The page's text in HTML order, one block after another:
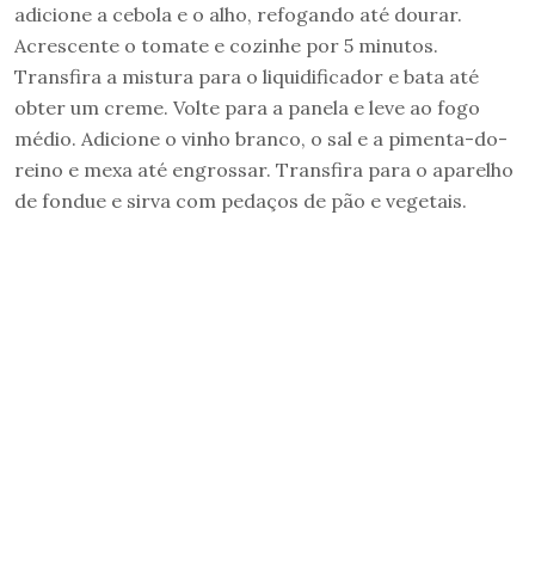
adicione a cebola e o alho, refogando até dourar.
Acrescente o tomate e cozinhe por 5 minutos.
Transfira a mistura para o liquidificador e bata até
obter um creme. Volte para a panela e leve ao fogo
médio. Adicione o vinho branco, o sal e a pimenta-do-
reino e mexa até engrossar. Transfira para o aparelho
de fondue e sirva com pedaços de pão e vegetais.